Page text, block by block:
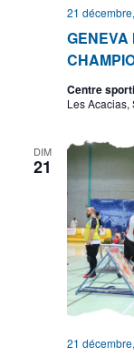
GENEVA
21
Centre
Les Acacias,
DIM
21
21